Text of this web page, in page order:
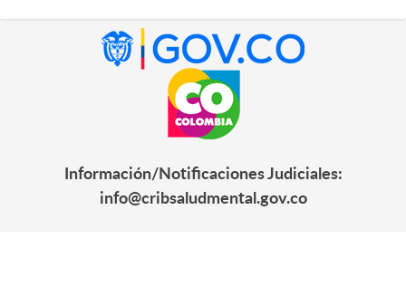
Información/Notificaciones Judiciales:
info@cribsaludmental.gov.co